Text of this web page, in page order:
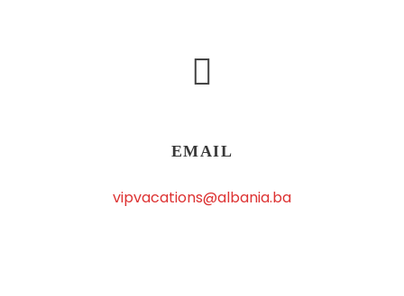
EMAIL
vipvacations@albania.ba